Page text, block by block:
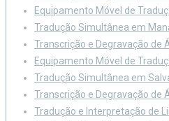
Equipamento Móvel de
Tradução Simultânea em
Transcrição e Degravação de
Equipamento Móvel de
Tradução Simultânea em
Transcrição e Degravação de
Tradução e Interpretação de